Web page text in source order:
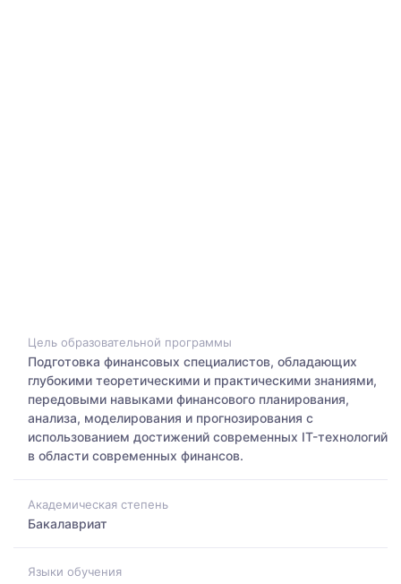
Цель образовательной программы
Подготовка финансовых специалистов, обладающих
глубокими теоретическими и практическими знаниями,
передовыми навыками финансового планирования,
анализа, моделирования и прогнозирования с
использованием достижений современных IT-технологий
в области современных финансов.
Академическая степень
Бакалавриат
Языки обучения